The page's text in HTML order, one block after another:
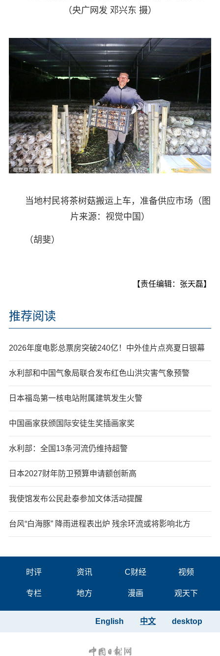
（央广网发 邓兴东 摄）
当地村民将茶树菇搬运上车，准备供应市场（图
片来源：视觉中国）
（胡斐）
【责任编辑：张天磊】
推荐阅读
2026年度电影总票房突破240亿！中外佳片点亮夏日银幕
水利部和中国气象局联合发布红色山洪灾害气象预警
日本福岛第一核电站附属建筑发生火警
中国画家获颁国际安徒生奖插画家奖
水利部：全国13条河流仍维持超警
日本2027财年防卫预算申请额创新高
我使馆发布公民赴泰参加文体活动提醒
台风“白海豚” 降雨进程表出炉 残余环流或将影响北方
时评 资讯 C财经 视频
专栏 地方 漫画 观天下
desktop
中文
English